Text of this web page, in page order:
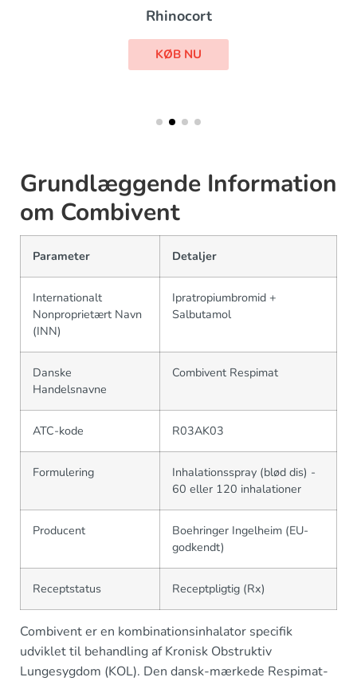
Rhinocort
KØB NU
Grundlæggende Information
om Combivent
Parameter Detaljer
Internationalt
Nonproprietært Navn
(INN)
Ipratropiumbromid +
Salbutamol
Danske
Handelsnavne
Combivent Respimat
ATC-kode R03AK03
Formulering
Inhalationsspray (blød dis) -
60 eller 120 inhalationer
Producent
Boehringer Ingelheim (EU-
godkendt)
Receptstatus Receptpligtig (Rx)
Combivent er en kombinationsinhalator specifik
udviklet til behandling af Kronisk Obstruktiv
Lungesygdom (KOL). Den dansk-mærkede Respimat-